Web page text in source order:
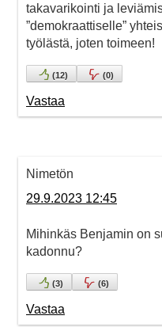
takavarikointi ja
”demokraattiselle”
työlästä, joten toimeen!
(12) (0)
Vastaa
Nimetön
29.9.2023 12:45
Mihinkäs Benjamin on
kadonnu?
(3) (6)
Vastaa